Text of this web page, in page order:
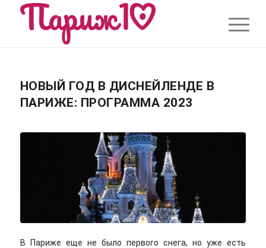
НОВЫЙ ГОД В ДИСНЕЙЛЕНДЕ В
ПАРИЖЕ: ПРОГРАММА 2023
В Париже еще не было первого снега, но уже есть